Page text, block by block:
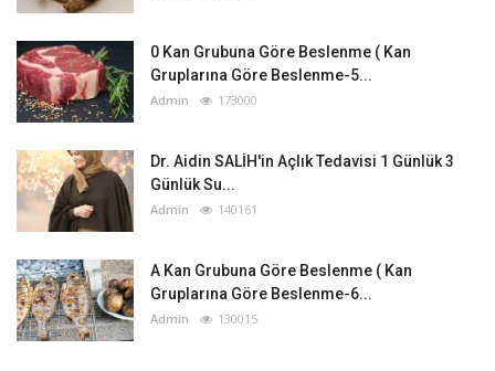
0 Kan Grubuna Göre Beslenme ( Kan
Gruplarına Göre Beslenme-5...
Admin 173000
Dr. Aidin SALİH'in Açlık Tedavisi 1 Günlük 3
Günlük Su...
Admin 140161
A Kan Grubuna Göre Beslenme ( Kan
Gruplarına Göre Beslenme-6...
Admin 130015